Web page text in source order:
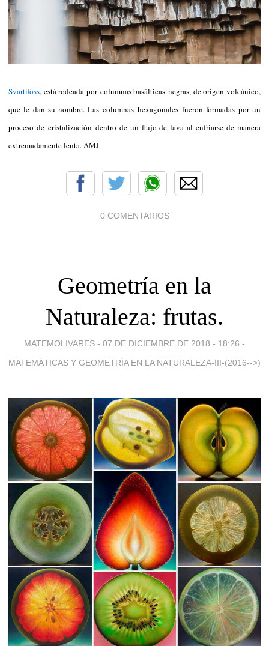
Svartifoss, está rodeada por columnas basálticas negras, de origen volcánico,
que le dan su nombre. Las columnas hexagonales fueron formadas por un
proceso de cristalización dentro de un flujo de lava al enfriarse de manera
extremadamente lenta. AMJ
0 COMENTARIOS
Geometría en la
Naturaleza: frutas.
MATEMOLIVARES - 07 DE DICIEMBRE DE 2018 - 18:26 -
MATEMÁTICAS Y GEOMETRÍA EN LA NATURALEZA-III-(2016-->)